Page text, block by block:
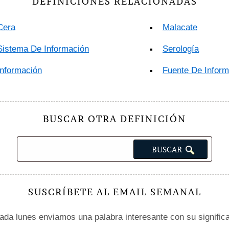
De Información
Malacate
Serología
Fuente De
BUSCAR OTRA DEFINICIÓN
SUSCRÍBETE AL EMAIL SEMANAL
lunes enviamos una palabra interesante con su